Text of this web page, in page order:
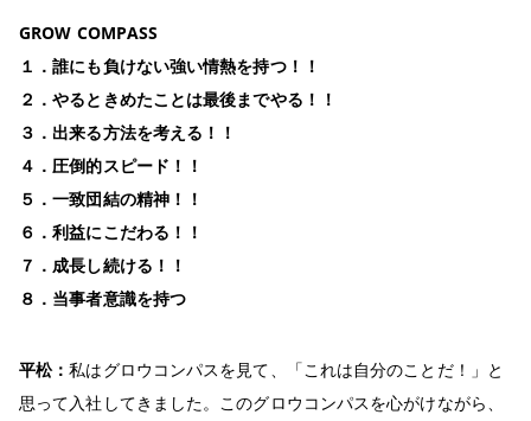
GROW COMPASS
１．誰にも負けない強い情熱を持つ！！
２．やるときめたことは最後までやる！！
３．出来る方法を考える！！
４．圧倒的スピード！！
５．一致団結の精神！！
６．利益にこだわる！！
７．成長し続ける！！
８．当事者意識を持つ
平松：私はグロウコンパスを見て、「これは自分のことだ！」と
思って入社してきました。このグロウコンパスを心がけながら、